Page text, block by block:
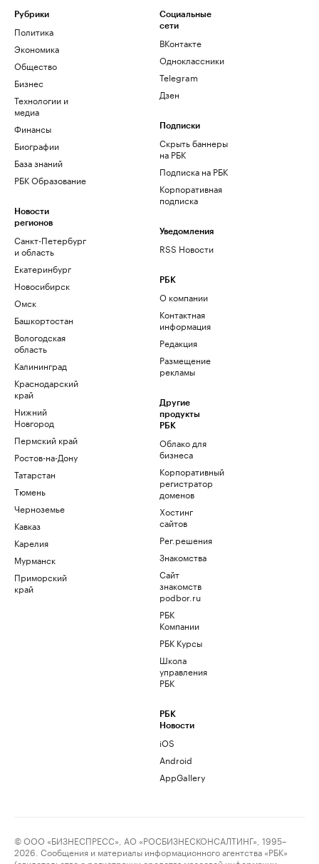
Рубрики
Политика
Экономика
Общество
Бизнес
Технологии и
медиа
Финансы
Биографии
База знаний
РБК Образование
Новости
регионов
Санкт-Петербург
и область
Екатеринбург
Новосибирск
Омск
Башкортостан
Вологодская
область
Калининград
Краснодарский
край
Нижний
Новгород
Пермский край
Ростов-на-Дону
Татарстан
Тюмень
Черноземье
Кавказ
Карелия
Мурманск
Приморский
край
Социальные
сети
ВКонтакте
Одноклассники
Telegram
Дзен
Подписки
Скрыть баннеры
на РБК
Подписка на РБК
Корпоративная
подписка
Уведомления
RSS Новости
РБК
О компании
Контактная
информация
Редакция
Размещение
рекламы
Другие
продукты
РБК
Облако для
бизнеса
Корпоративный
регистратор
доменов
Хостинг
сайтов
Рег.решения
Знакомства
Сайт
знакомств
podbor.ru
РБК
Компании
РБК Курсы
Школа
управления
РБК
РБК
Новости
iOS
Android
AppGallery
© ООО «БИЗНЕСПРЕСС», АО «РОСБИЗНЕСКОНСАЛТИНГ», 1995–
2026. Сообщения и материалы информационного агентства «РБК»